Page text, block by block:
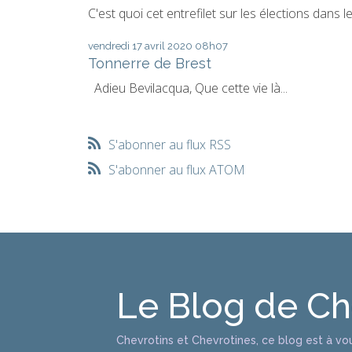
C'est quoi cet entrefilet sur les élections dans
vendredi 17 avril 2020 08h07
Tonnerre de Brest
Adieu Bevilacqua, Que cette vie là...
S'abonner au flux RSS
S'abonner au flux ATOM
Le Blog de
Chevrotins et Chevrotines, ce blog est à